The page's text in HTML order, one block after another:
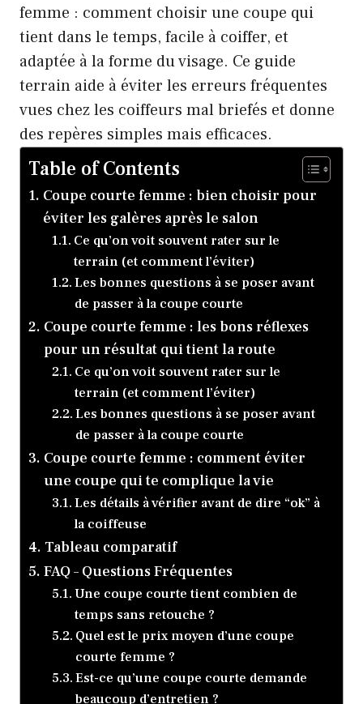
femme : comment choisir une coupe qui
tient dans le temps, facile à coiffer, et
adaptée à la forme du visage. Ce guide
terrain aide à éviter les erreurs fréquentes
vues chez les coiffeurs mal briefés et donne
des repères simples mais efficaces.
Table of Contents
Coupe courte femme : bien choisir pour
éviter les galères après le salon
Ce qu’on voit souvent rater sur le
terrain (et comment l’éviter)
Les bonnes questions à se poser avant
de passer à la coupe courte
Coupe courte femme : les bons réflexes
pour un résultat qui tient la route
Ce qu’on voit souvent rater sur le
terrain (et comment l’éviter)
Les bonnes questions à se poser avant
de passer à la coupe courte
Coupe courte femme : comment éviter
une coupe qui te complique la vie
Les détails à vérifier avant de dire “ok” à
la coiffeuse
Tableau comparatif
FAQ – Questions Fréquentes
Une coupe courte tient combien de
temps sans retouche ?
Quel est le prix moyen d’une coupe
courte femme ?
Est-ce qu’une coupe courte demande
beaucoup d’entretien ?